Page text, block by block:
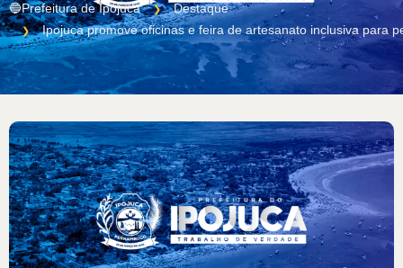
🔵Prefeitura de Ipojuca
Destaque
Ipojuca promove oficinas e feira de artesanato inclusiva para